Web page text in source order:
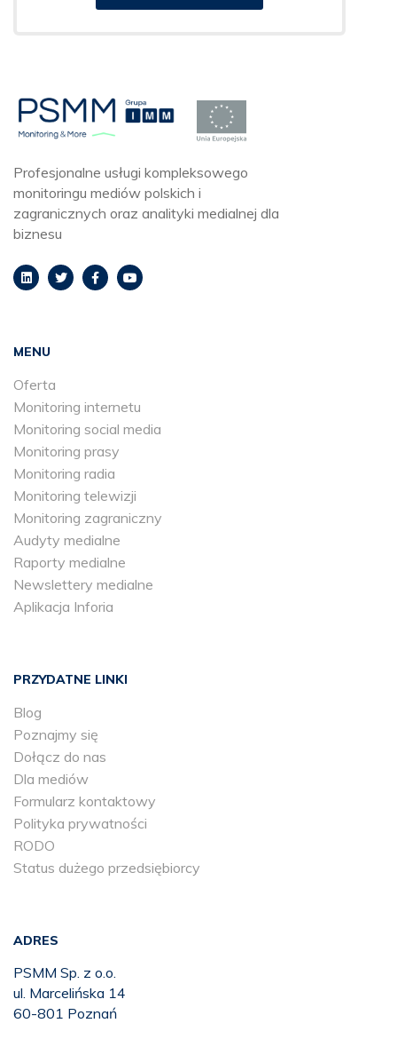
Profesjonalne usługi kompleksowego
monitoringu mediów polskich i
zagranicznych oraz analityki medialnej dla
biznesu
MENU
Oferta
Monitoring internetu
Monitoring social media
Monitoring prasy
Monitoring radia
Monitoring telewizji
Monitoring zagraniczny
Audyty medialne
Raporty medialne
Newslettery medialne
Aplikacja Inforia
PRZYDATNE LINKI
Blog
Poznajmy się
Dołącz do nas
Dla mediów
Formularz kontaktowy
Polityka prywatności
RODO
Status dużego przedsiębiorcy
ADRES
PSMM Sp. z o.o.
ul. Marcelińska 14
60-801 Poznań